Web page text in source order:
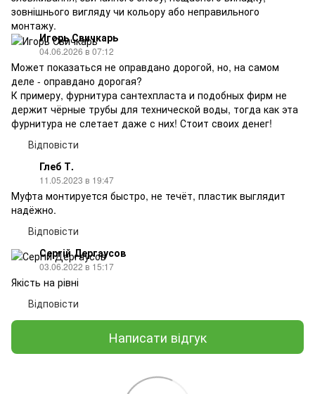
зовнішнього вигляду чи кольору або неправильного
монтажу.
Игорь Свичкарь
04.06.2026 в 07:12
Может показаться не оправдано дорогой, но, на самом
деле - оправдано дорогая?
К примеру, фурнитура сантехпласта и подобных фирм не
держит чёрные трубы для технической воды, тогда как эта
фурнитура не слетает даже с них! Стоит своих денег!
Відповісти
Глеб Т.
11.05.2023 в 19:47
Муфта монтируется быстро, не течёт, пластик выглядит
надёжно.
Відповісти
Сергій Дергаусов
03.06.2022 в 15:17
Якість на рівні
Відповісти
Написати відгук